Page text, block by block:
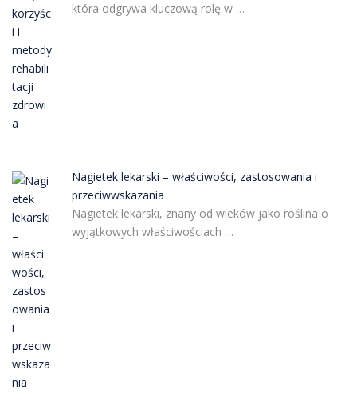
która odgrywa kluczową rolę w …
Nagietek lekarski – właściwości, zastosowania i
przeciwwskazania
Nagietek lekarski, znany od wieków jako roślina o
wyjątkowych właściwościach …